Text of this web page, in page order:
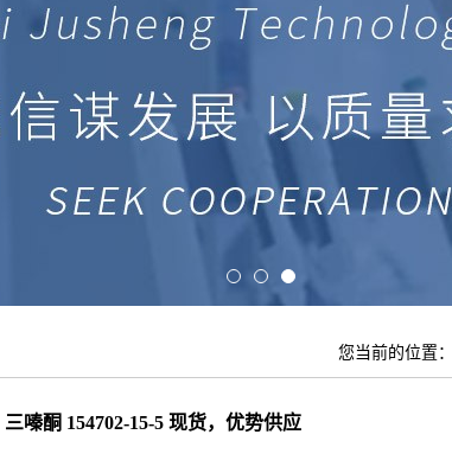
您当前的位置：
三嗪酮 154702-15-5 现货，优势供应